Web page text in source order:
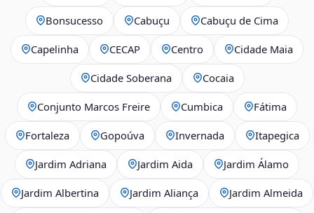
Bonsucesso Cabuçu Cabuçu de Cima
Capelinha CECAP Centro Cidade Maia
Cidade Soberana Cocaia
Conjunto Marcos Freire Cumbica Fátima
Fortaleza Gopoúva Invernada Itapegica
Jardim Adriana Jardim Aida Jardim Álamo
Jardim Albertina Jardim Aliança Jardim Almeida